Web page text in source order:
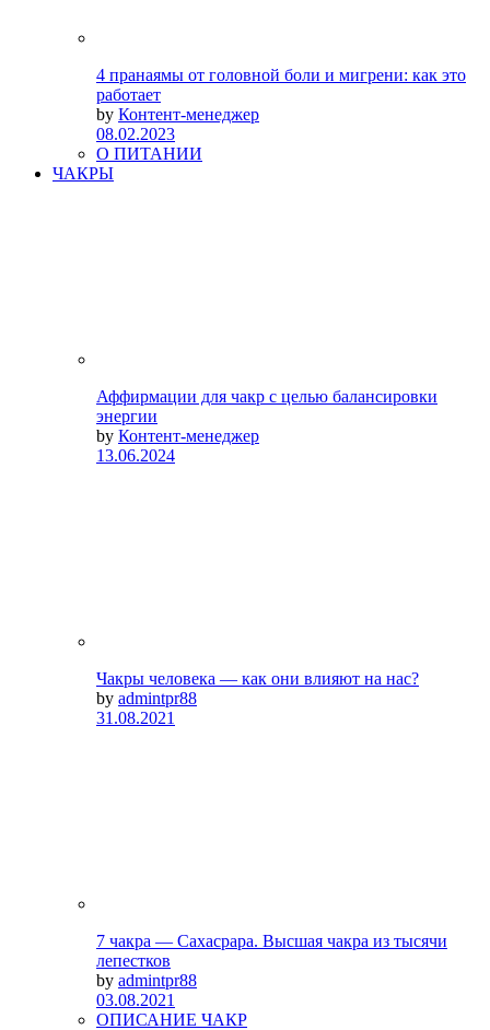
4 пранаямы от головной боли и мигрени: как это
работает
by Контент-менеджер
08.02.2023
О ПИТАНИИ
ЧАКРЫ
Аффирмации для чакр с целью балансировки
энергии
by Контент-менеджер
13.06.2024
Чакры человека — как они влияют на нас?
by admintpr88
31.08.2021
7 чакра — Сахасрара. Высшая чакра из тысячи
лепестков
by admintpr88
03.08.2021
ОПИСАНИЕ ЧАКР